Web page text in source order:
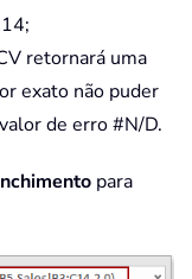
retornará uma
exato não puder
de erro #N/D.
para